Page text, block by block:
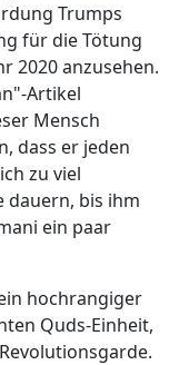
Trumps
für die Tötung
2020 anzusehen.
Artikel
Mensch
dass er jeden
zu viel
dauern, bis ihm
ein paar
hochrangiger
Quds-Einheit,